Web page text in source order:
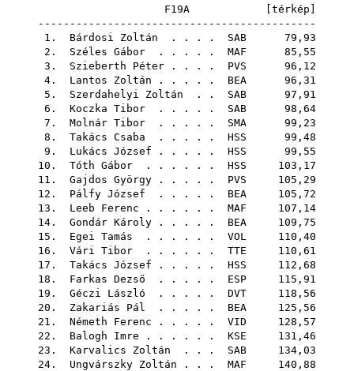
F19A [ térkép
--------------------------------------------
1. Bárdosi Zoltán . . . . SAB 79,93
2. Széles Gábor . . . . . MAF 85,55
3. Szieberth Péter . . . . PVS 96,12
4. Lantos Zoltán . . . . . BEA 96,31
5. Szerdahelyi Zoltán . . SAB 97,91
6. Koczka Tibor . . . . . SAB 98,64
7. Molnár Tibor . . . . . SMA 99,23
8. Takács Csaba . . . . . HSS 99,48
9. Lukács József . . . . . HSS 99,55
10. Tóth Gábor . . . . . . HSS 103,17
11. Gajdos György . . . . . PVS 105,29
12. Pálfy József . . . . . BEA 105,72
13. Leeb Ferenc . . . . . . MAF 107,14
14. Gondár Károly . . . . . BEA 109,75
15. Egei Tamás . . . . . . VOL 110,40
16. Vári Tibor . . . . . . TTE 110,61
17. Takács József . . . . . HSS 112,68
18. Farkas Dezső . . . . . ESP 115,91
19. Géczi László . . . . . DVT 118,56
20. Zakariás Pál . . . . . BEA 125,56
21. Németh Ferenc . . . . . VID 128,57
22. Balogh Imre . . . . . . KSE 131,46
23. Karvalics Zoltán . . . SAB 134,03
24. Ungvárszky Zoltán . . . MAF 140,88